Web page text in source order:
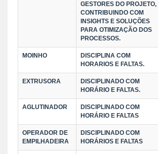
GESTORES DO PROJETO,
CONTRIBUINDO COM
INSIGHTS E SOLUÇÕES
PARA OTIMIZAÇÃO DOS
PROCESSOS.
MOINHO
DISCIPLINA COM
HORARIOS E FALTAS.
EXTRUSORA
DISCIPLINADO COM
HORÁRIO E FALTAS.
AGLUTINADOR
DISCIPLINADO COM
HORÁRIO E FALTAS
OPERADOR DE
EMPILHADEIRA
DISCIPLINADO COM
HORÁRIOS E FALTAS